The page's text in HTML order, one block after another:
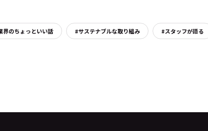
界のちょっといい話 #サステナブルな取り組み #スタッフが語る